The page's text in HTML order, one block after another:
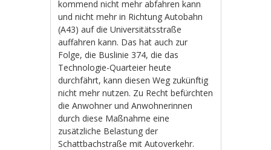
kommend nicht mehr abfahren kann
und nicht mehr in Richtung Autobahn
(A43) auf die Universitätsstraße
auffahren kann. Das hat auch zur
Folge, die Buslinie 374, die das
Technologie-Quarteier heute
durchfährt, kann diesen Weg zukünftig
nicht mehr nutzen. Zu Recht befürchten
die Anwohner und Anwohnerinnen
durch diese Maßnahme eine
zusätzliche Belastung der
Schattbachstraße mit Autoverkehr.